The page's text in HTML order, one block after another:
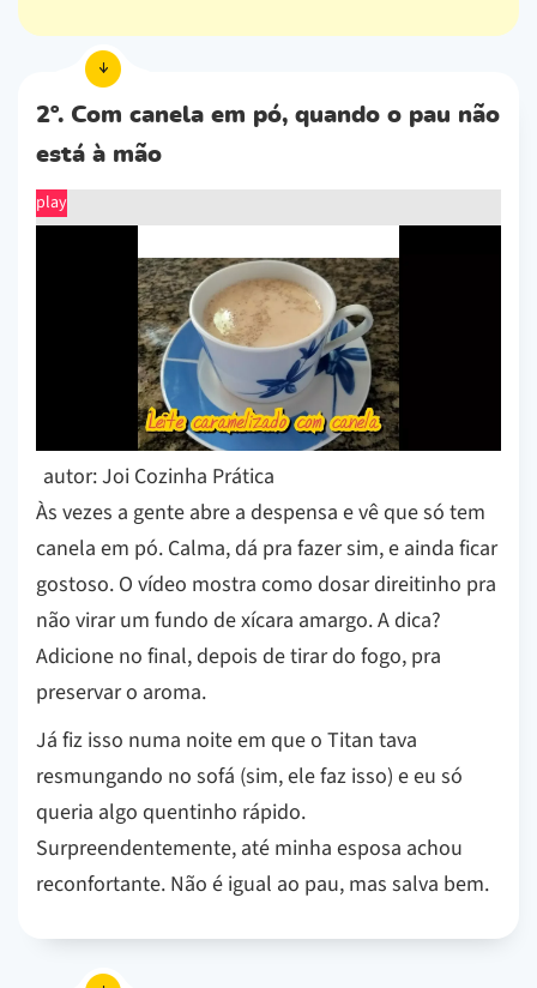
2º. Com canela em pó, quando o pau não
está à mão
play
autor: Joi Cozinha Prática
Às vezes a gente abre a despensa e vê que só tem
canela em pó. Calma, dá pra fazer sim, e ainda ficar
gostoso. O vídeo mostra como dosar direitinho pra
não virar um fundo de xícara amargo. A dica?
Adicione no final, depois de tirar do fogo, pra
preservar o aroma.
Já fiz isso numa noite em que o Titan tava
resmungando no sofá (sim, ele faz isso) e eu só
queria algo quentinho rápido.
Surpreendentemente, até minha esposa achou
reconfortante. Não é igual ao pau, mas salva bem.